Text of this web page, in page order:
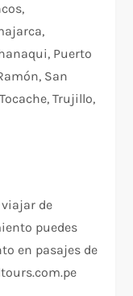
Puerto
San
Trujillo,
de
puedes
en pasajes de